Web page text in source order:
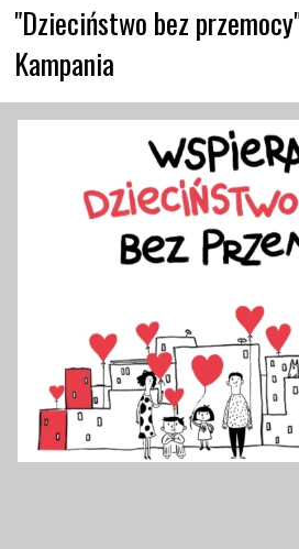
"Dzieciństwo bez
Kampania